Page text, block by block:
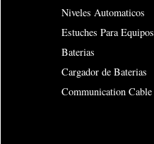
Niveles Automaticos
Estuches Para Equipos
Baterias
Cargador de Baterias
Communication Cable